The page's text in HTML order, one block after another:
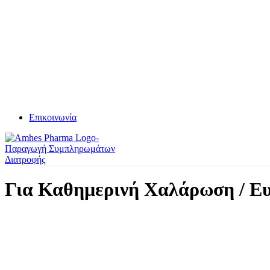
Επικοινωνία
Για Καθημερινή Χαλάρωση /